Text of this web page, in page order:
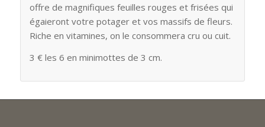
offre de magnifiques feuilles rouges et frisées qui
égaieront votre potager et vos massifs de fleurs.
Riche en vitamines, on le consommera cru ou cuit.
3 € les 6 en minimottes de 3 cm.